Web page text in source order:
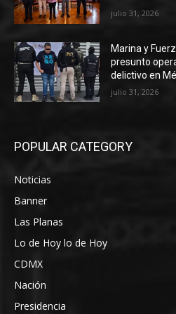
julio 31, 2026
Marina y
presunto
delictivo en
julio 31, 2026
POPULAR CATEGORY
Noticias
Banner
Las Planas
Lo de Hoy lo de Hoy
CDMX
Nación
Presidencia